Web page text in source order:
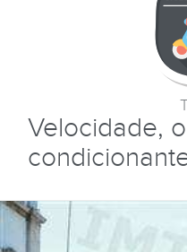
Velocidade,